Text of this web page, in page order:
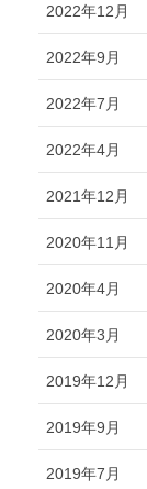
2022年12月
2022年9月
2022年7月
2022年4月
2021年12月
2020年11月
2020年4月
2020年3月
2019年12月
2019年9月
2019年7月